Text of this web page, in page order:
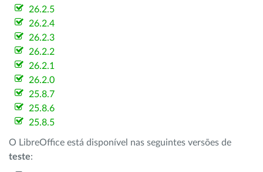
26.2.5
26.2.4
26.2.3
26.2.2
26.2.1
26.2.0
25.8.7
25.8.6
25.8.5
O LibreOffice está disponível nas seguintes versões de
teste: